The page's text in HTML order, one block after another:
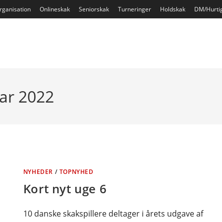
Onlineskak Seniorskak Turneringer Holdskak DM/
2022
NYHEDER / TOPNYHED
Kort nyt uge 6
10 danske skakspillere deltager i årets udgave af